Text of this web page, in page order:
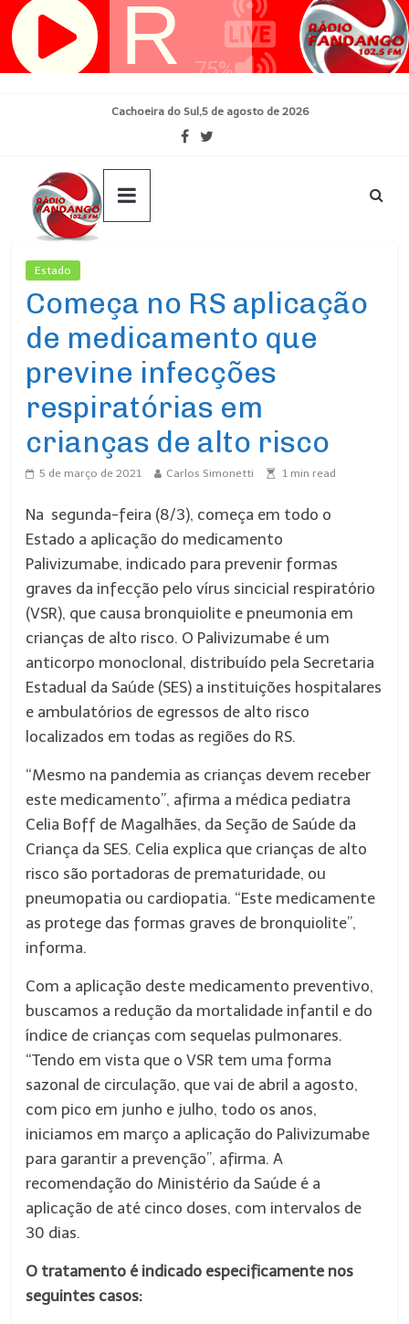
Pular
para
Cachoeira do Sul,5 de agosto de 2026
Estado
Começa no RS aplicação
de medicamento que
previne infecções
respiratórias em
crianças de alto risco
5 de março de 2021 Carlos Simonetti 1 min read
Na segunda-feira (8/3), começa em todo o
Estado a aplicação do medicamento
Palivizumabe, indicado para prevenir formas
graves da infecção pelo vírus sincicial respiratório
(VSR), que causa bronquiolite e pneumonia em
crianças de alto risco. O Palivizumabe é um
anticorpo monoclonal, distribuído pela Secretaria
Estadual da Saúde (SES) a instituições hospitalares
e ambulatórios de egressos de alto risco
localizados em todas as regiões do RS.
“Mesmo na pandemia as crianças devem receber
este medicamento”, afirma a médica pediatra
Celia Boff de Magalhães, da Seção de Saúde da
Criança da SES. Celia explica que crianças de alto
risco são portadoras de prematuridade, ou
pneumopatia ou cardiopatia. “Este medicamente
as protege das formas graves de bronquiolite”,
informa.
Com a aplicação deste medicamento preventivo,
buscamos a redução da mortalidade infantil e do
índice de crianças com sequelas pulmonares.
“Tendo em vista que o VSR tem uma forma
sazonal de circulação, que vai de abril a agosto,
com pico em junho e julho, todo os anos,
iniciamos em março a aplicação do Palivizumabe
para garantir a prevenção”, afirma. A
recomendação do Ministério da Saúde é a
aplicação de até cinco doses, com intervalos de
30 dias.
O tratamento é indicado especificamente nos
seguintes casos: